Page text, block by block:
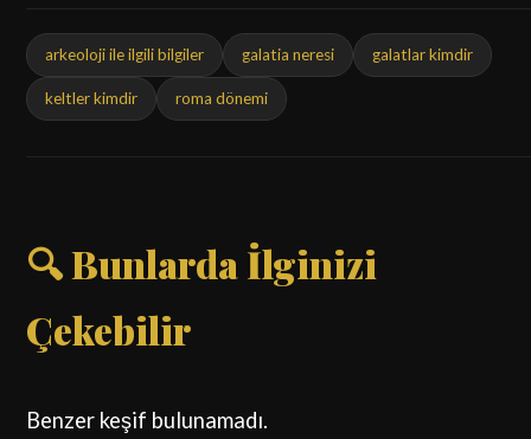
arkeoloji ile ilgili bilgiler galatia neresi galatlar kimdir
keltler kimdir roma dönemi
🔍 Bunlarda İlginizi
Çekebilir
Benzer keşif bulunamadı.